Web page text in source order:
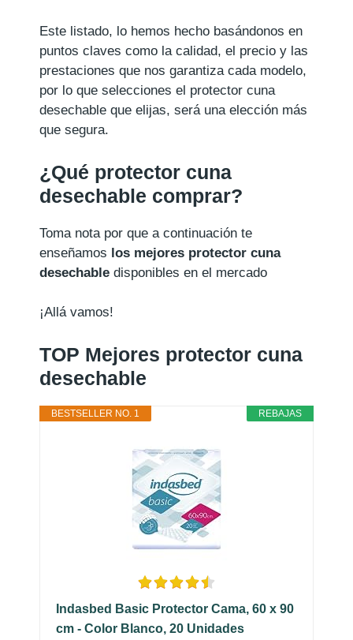
Este listado, lo hemos hecho basándonos en
puntos claves como la calidad, el precio y las
prestaciones que nos garantiza cada modelo,
por lo que selecciones el protector cuna
desechable que elijas, será una elección más
que segura.
¿Qué protector cuna
desechable comprar?
Toma nota por que a continuación te
enseñamos los mejores protector cuna
desechable disponibles en el mercado
¡Allá vamos!
TOP Mejores protector cuna
desechable
REBAJAS
BESTSELLER NO. 1
Indasbed Basic Protector Cama, 60 x 90
cm - Color Blanco, 20 Unidades